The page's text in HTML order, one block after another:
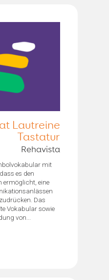
Lautreine
Tastatur
Rehavista
mit
es den
ermöglicht, eine
Das
Vokabular sowie
von...